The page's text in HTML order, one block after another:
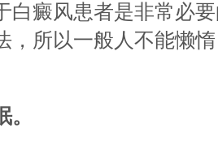
白癜风患者是非常必
，所以一般人不能懒